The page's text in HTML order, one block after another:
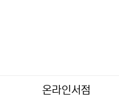
온라인서점